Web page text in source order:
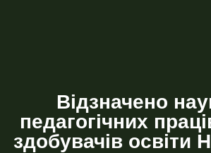
Відзначено
педагогічних
здобувачів освіти